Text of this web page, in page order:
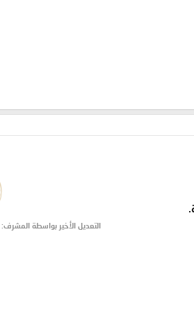
التعديل الأخير بواسطة المشرف: